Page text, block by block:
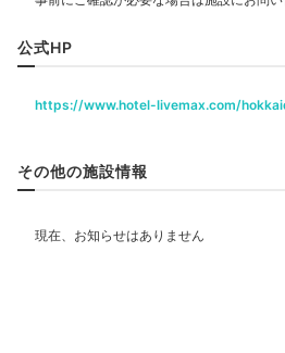
飲食
部屋情報
公式HP
https://www.hotel-livemax.com/
その他の施設情報